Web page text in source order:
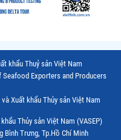
khẩu Thuỷ sản Việt Nam
Exporters and Producers
Xuất khẩu Thủy sản Việt Nam
Thủy sản Việt Nam (VASEP)
Bình Trưng, Tp.Hồ Chí Minh